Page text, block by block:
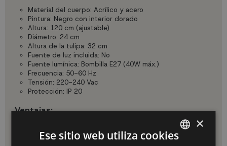
Material del cuerpo: Acrílico y acero
Pintura: Negro con interior dorado
Altura: 120 cm (ajustable)
Diámetro: 24 cm
Altura de la tulipa: 32 cm
Fuente de luz incluida: No
Fuente lumínica: Bombilla E27 (40W máx.)
Frecuencia: 50-60 Hz
Tensión: 220-240 Vac
Protección: IP 20
Ventajas:
Estilo sofisticado: Aporta un toque moderno y elegante
a cualquier espacio.
×
Ese sitio web utiliza cookies